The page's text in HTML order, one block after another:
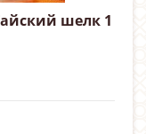
шелк 1